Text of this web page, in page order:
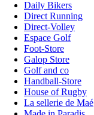
Daily Bikers
Direct Running
Direct-Volley
Espace Golf
Foot-Store
Galop Store
Golf and co
Handball-Store
House of Rugby
La sellerie de Maé